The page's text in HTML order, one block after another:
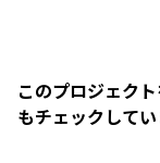
このプロジェク
もチェックして